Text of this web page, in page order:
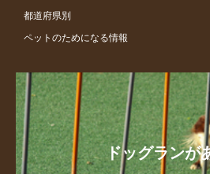
都道府県別
ペットのためになる情報
ドッグランが